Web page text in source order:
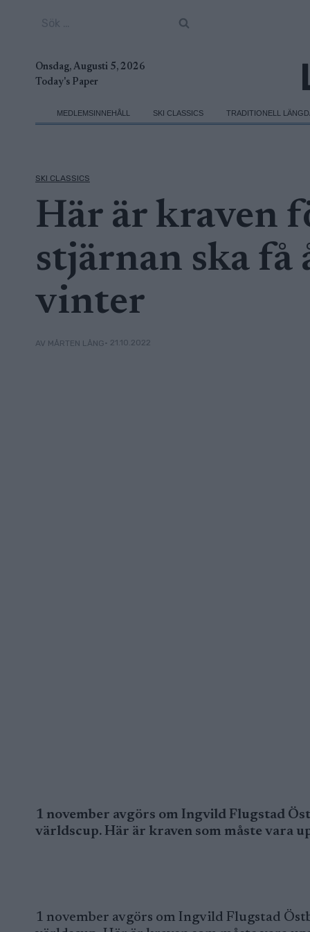
Onsdag, Augusti 5, 2026
Today's Paper
MEDLEMSINNEHÅLL SKI CLASSICS TRADITIONELL
SKI CLASSICS
Här är kraven
stjärnan ska få
vinter
AV MÅRTEN LÅNG• 21.10.2022
1 november avgörs om Ingvild Flugstad
världscup. Här är kraven som måste vara
1 november avgörs om Ingvild Flugstad